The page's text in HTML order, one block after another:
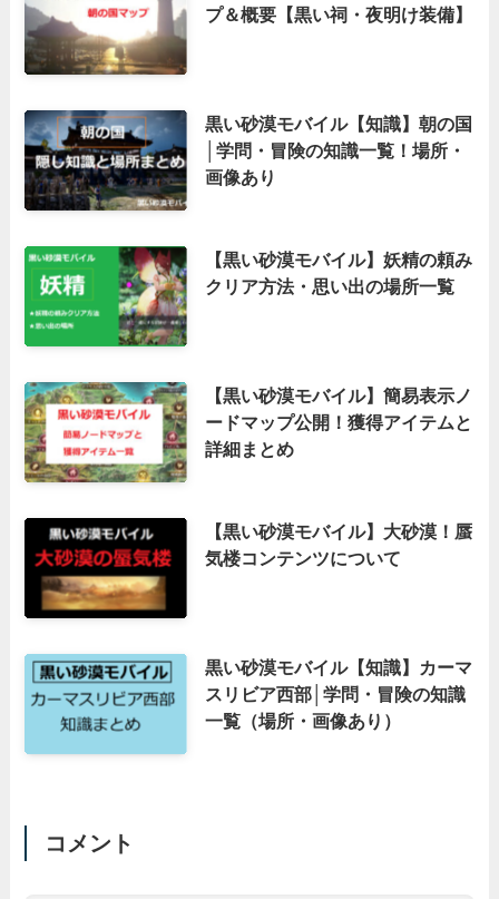
プ＆概要【黒い祠・夜明け装備】
黒い砂漠モバイル【知識】朝の国
│学問・冒険の知識一覧！場所・
画像あり
【黒い砂漠モバイル】妖精の頼み
クリア方法・思い出の場所一覧
【黒い砂漠モバイル】簡易表示ノ
ードマップ公開！獲得アイテムと
詳細まとめ
【黒い砂漠モバイル】大砂漠！蜃
気楼コンテンツについて
黒い砂漠モバイル【知識】カーマ
スリビア西部│学問・冒険の知識
一覧（場所・画像あり）
コメント